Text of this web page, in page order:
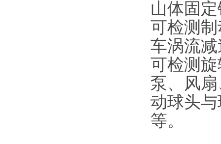
山体固
可检测
车涡流
可检测
泵、风
动球头
等。